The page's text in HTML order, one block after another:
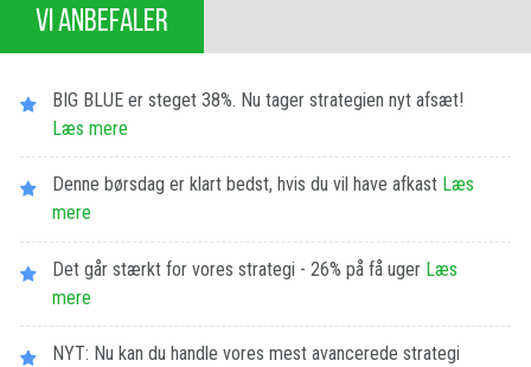
VI ANBEFALER
BIG BLUE er steget 38%. Nu tager strategien nyt afsæt!
Læs mere
Denne børsdag er klart bedst, hvis du vil have afkast Læs
mere
Det går stærkt for vores strategi - 26% på få uger Læs
mere
NYT: Nu kan du handle vores mest avancerede strategi